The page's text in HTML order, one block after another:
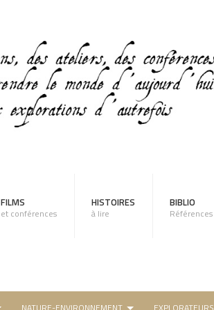
FILMS
et conférences
HISTOIRES
à lire
BIBLIO
Références